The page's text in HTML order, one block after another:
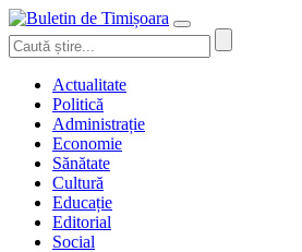
Actualitate
Politică
Administrație
Economie
Sănătate
Cultură
Educație
Editorial
Social